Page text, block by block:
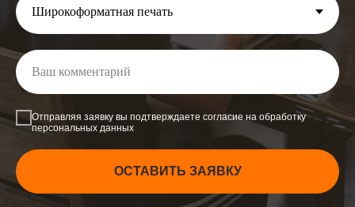
Отправляя заявку вы подтверждаете согласие на обработку
персональных данных
ОСТАВИТЬ ЗАЯВКУ